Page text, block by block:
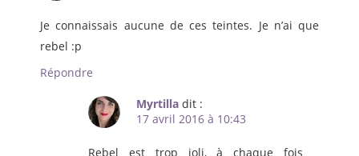
Je connaissais aucune de ces teintes. Je n’ai que
rebel :p
Répondre
Myrtilla dit :
17 avril 2016 à 10:43
Rebel est trop joli, à chaque fois